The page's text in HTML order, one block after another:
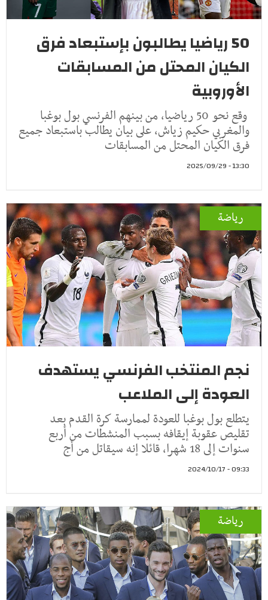
50 رياضيا يطالبون بإستبعاد فرق
الكيان المحتل من المسابقات
الأوروبية
وقع نحو 50 رياضيا، من بينهم الفرنسي بول بوغبا
والمغربي حكيم زياش، على بيان يطالب باستبعاد جميع
فرق الكيان المحتل من المسابقات
13:30 - 2025/09/29
رياضة
نجم المنتخب الفرنسي يستهدف
العودة إلى الملاعب
يتطلع بول بوغبا للعودة لممارسة كرة القدم بعد
تقليص عقوبة إيقافه بسبب المنشطات من أربع
سنوات إلى 18 شهرا، قائلا إنه سيقاتل من أج
09:33 - 2024/10/17
رياضة